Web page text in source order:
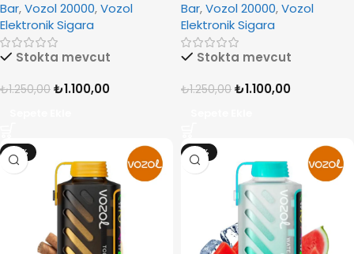
Bar,Vozol 20000,Vozol
Elektronik Sigara
Stokta mevcut
₺1.250,00 ₺1.100,00
Bar,Vozol 20000,Vozol
Elektronik Sigara
Stokta mevcut
₺1.250,00 ₺1.100,00
-12% -12%